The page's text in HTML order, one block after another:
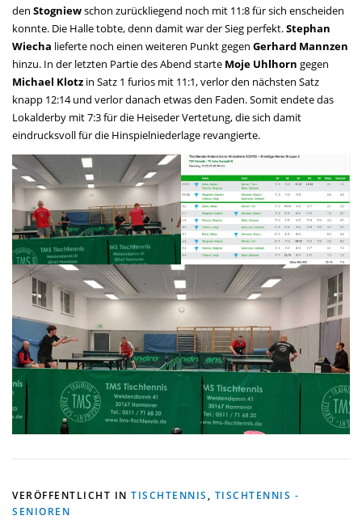
den Stogniewschon zurückliegend noch mit 11:8 für sich enscheiden
konnte. Die Halle tobte, denn damit war der Sieg perfekt.Stephan
Wiecha lieferte noch einen weiteren Punkt gegen Gerhard Mannzen
hinzu. In der letzten Partie des Abend starte Moje Uhlhorn gegen
Michael Klotz in Satz 1 furios mit 11:1, verlor den nächsten Satz
knapp 12:14 und verlor danach etwas den Faden. Somit endete das
Lokalderby mit 7:3 für die Heiseder Vertetung, die sich damit
eindrucksvoll für die Hinspielniederlage revangierte.
VERÖFFENTLICHT IN TISCHTENNIS, TISCHTENNIS -
SENIOREN